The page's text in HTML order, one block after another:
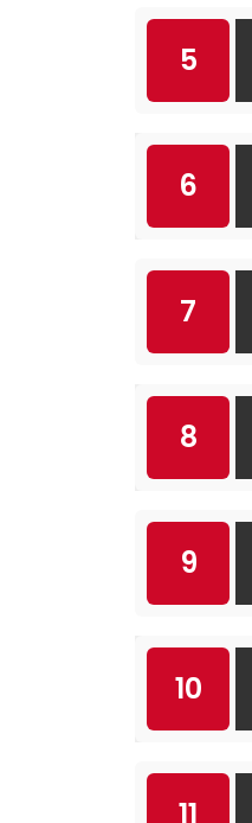
5
6
7
8
9
10
11